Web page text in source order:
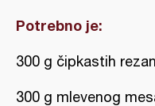
Potrebno je:
300 g čipkastih
300 g mlevenog